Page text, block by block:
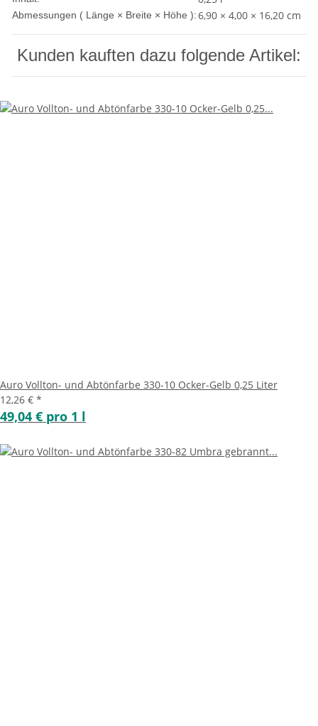
Abmessungen ( Länge × Breite × Höhe ):6,90 × 4,00 × 16,20 cm
Kunden kauften dazu folgende Artikel:
Auro Vollton- und Abtönfarbe 330-10 Ocker-Gelb 0,25 Liter
12,26 € *
49,04 € pro 1 l